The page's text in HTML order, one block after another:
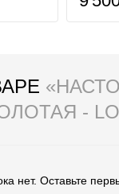
-
нет. Оставьте